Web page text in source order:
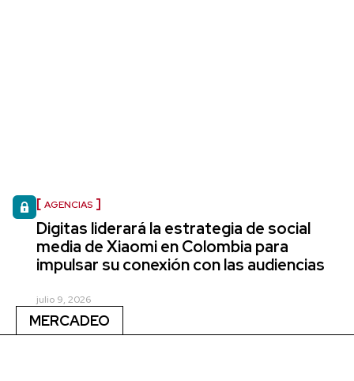
AGENCIAS
Digitas liderará la estrategia de social
media de Xiaomi en Colombia para
impulsar su conexión con las audiencias
julio 9, 2026
MERCADEO